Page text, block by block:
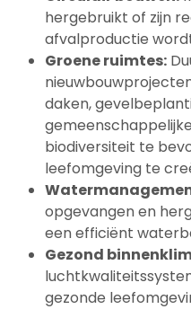
hergebruikt of zijn
afvalproductie
Groene ruimtes:
daken,
biodiversiteit te
leefomgeving te
opgevangen en
een efficiënt
Gezond
gezonde